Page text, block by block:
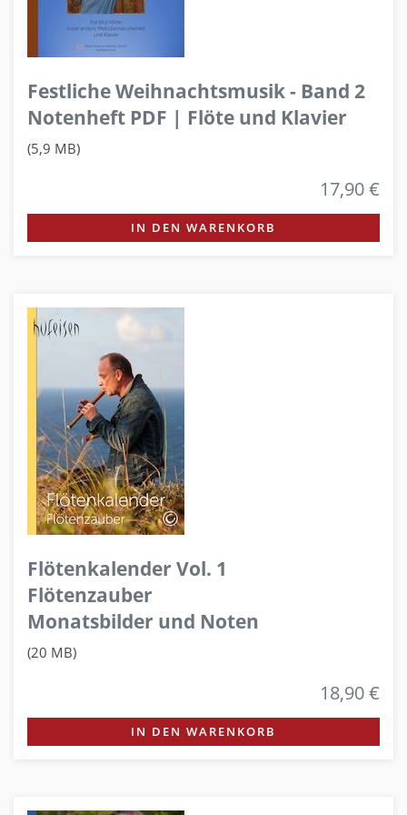
Festliche Weihnachtsmusik - Band 2
Notenheft PDF | Flöte und Klavier
(5,9 MB)
17,90 €
IN DEN WARENKORB
Flötenkalender Vol. 1
Flötenzauber
Monatsbilder und Noten
(20 MB)
18,90 €
IN DEN WARENKORB